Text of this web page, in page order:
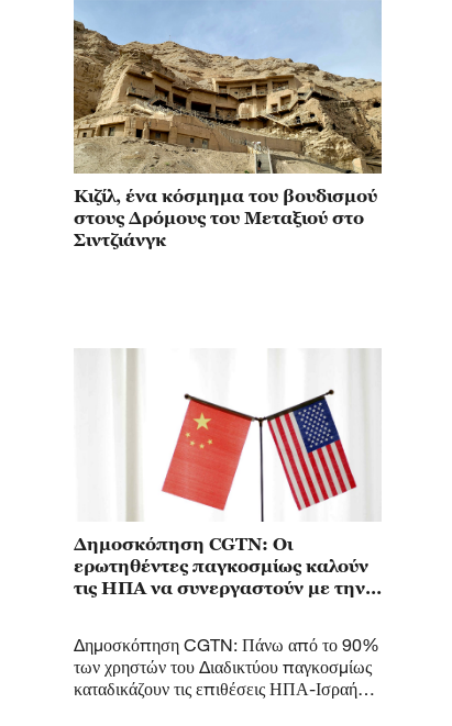
Κιζίλ, ένα κόσμημα του βουδισμού
στους Δρόμους του Μεταξιού στο
Σιντζιάνγκ
Δημοσκόπηση CGTN: Οι
ερωτηθέντες παγκοσμίως καλούν
τις ΗΠΑ να συνεργαστούν με την
Δημοσκόπηση CGTN: Πάνω από το 90%
των χρηστών του Διαδικτύου παγκοσμίως
καταδικάζουν τις επιθέσεις ΗΠΑ-Ισραήλ